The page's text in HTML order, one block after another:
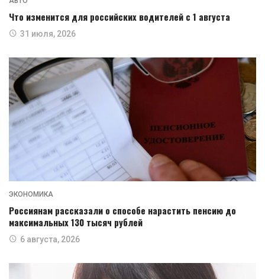
Что изменится для российских водителей с 1 августа
31 июля, 2026
ЭКОНОМИКА
Россиянам рассказали о способе нарастить пенсию до
максимальных 130 тысяч рублей
6 августа, 2026